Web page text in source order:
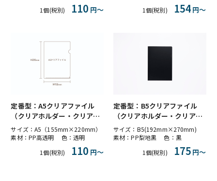
1個(税別)
110円〜
1個(税別)
154円〜
定番型：A5クリアファイル
（クリアホルダー・クリアフ
ォルダー）PP高透明
サイズ：A5（155mm×220mm）
素材：PP高透明 色：透明
1個(税別)
110円〜
定番型：B5クリアファイル
（クリアホルダー・クリアフ
ォルダー）PP梨地黒 不透明
サイズ：B5(192mm×270mm)
素材：PP梨地黒 色：黒
1個(税別)
175円〜